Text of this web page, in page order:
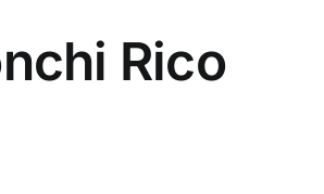
Rico